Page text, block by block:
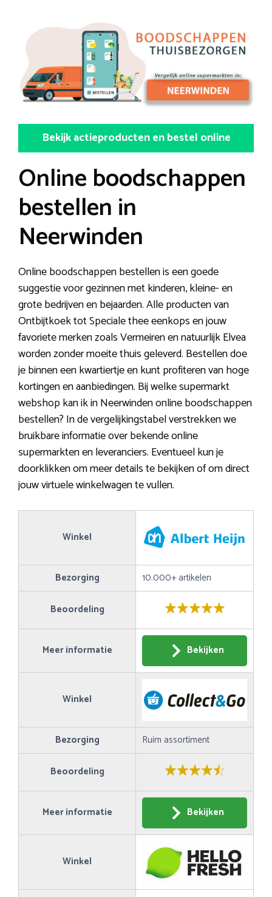
Bekijk actieproducten en bestel online
Online boodschappen
bestellen in
Neerwinden
Online boodschappen bestellen is een goede
suggestie voor gezinnen met kinderen, kleine- en
grote bedrijven en bejaarden. Alle producten van
Ontbijtkoek tot Speciale thee eenkops en jouw
favoriete merken zoals Vermeiren en natuurlijk Elvea
worden zonder moeite thuis geleverd. Bestellen doe
je binnen een kwartiertje en kunt profiteren van hoge
kortingen en aanbiedingen. Bij welke supermarkt
webshop kan ik in Neerwinden online boodschappen
bestellen? In de vergelijkingstabel verstrekken we
bruikbare informatie over bekende online
supermarkten en leveranciers. Eventueel kun je
doorklikken om meer details te bekijken of om direct
jouw virtuele winkelwagen te vullen.
Winkel
Bezorging 10.000+ artikelen
Beoordeling
Meer informatie Bekijken
Winkel
Bezorging Ruim assortiment
Beoordeling
Meer informatie Bekijken
Winkel